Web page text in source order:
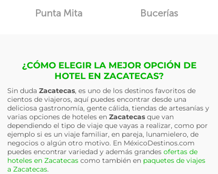
Punta Mita Bucerías
¿CÓMO ELEGIR LA MEJOR OPCIÓN DE
HOTEL EN ZACATECAS?
Sin duda Zacatecas, es uno de los destinos favoritos de
cientos de viajeros, aquí puedes encontrar desde una
deliciosa gastronomía, gente cálida, tiendas de artesanías y
varias opciones de hoteles en Zacatecas que van
dependiendo el tipo de viaje que vayas a realizar, como por
ejemplo si es un viaje familiar, en pareja, lunamielero, de
negocios o algún otro motivo. En MéxicoDestinos.com
puedes encontrar variedad y además grandes ofertas de
hoteles en Zacatecas como también en paquetes de viajes
a Zacatecas.